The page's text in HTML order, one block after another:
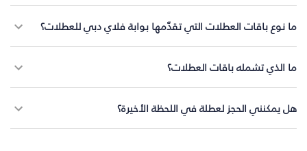
ما نوع باقات العطلات التي تقدّمها بوابة فلاي دبي للعطلات؟
ما الذي تشمله باقات العطلات؟
هل يمكنني الحجز لعطلة في اللحظة الأخيرة؟